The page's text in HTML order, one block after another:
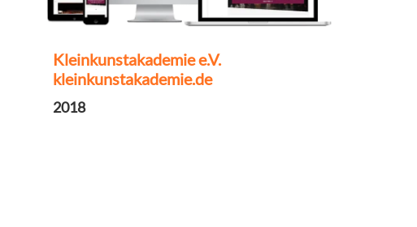
Kleinkunstakademie e.V.
kleinkunstakademie.de
2018